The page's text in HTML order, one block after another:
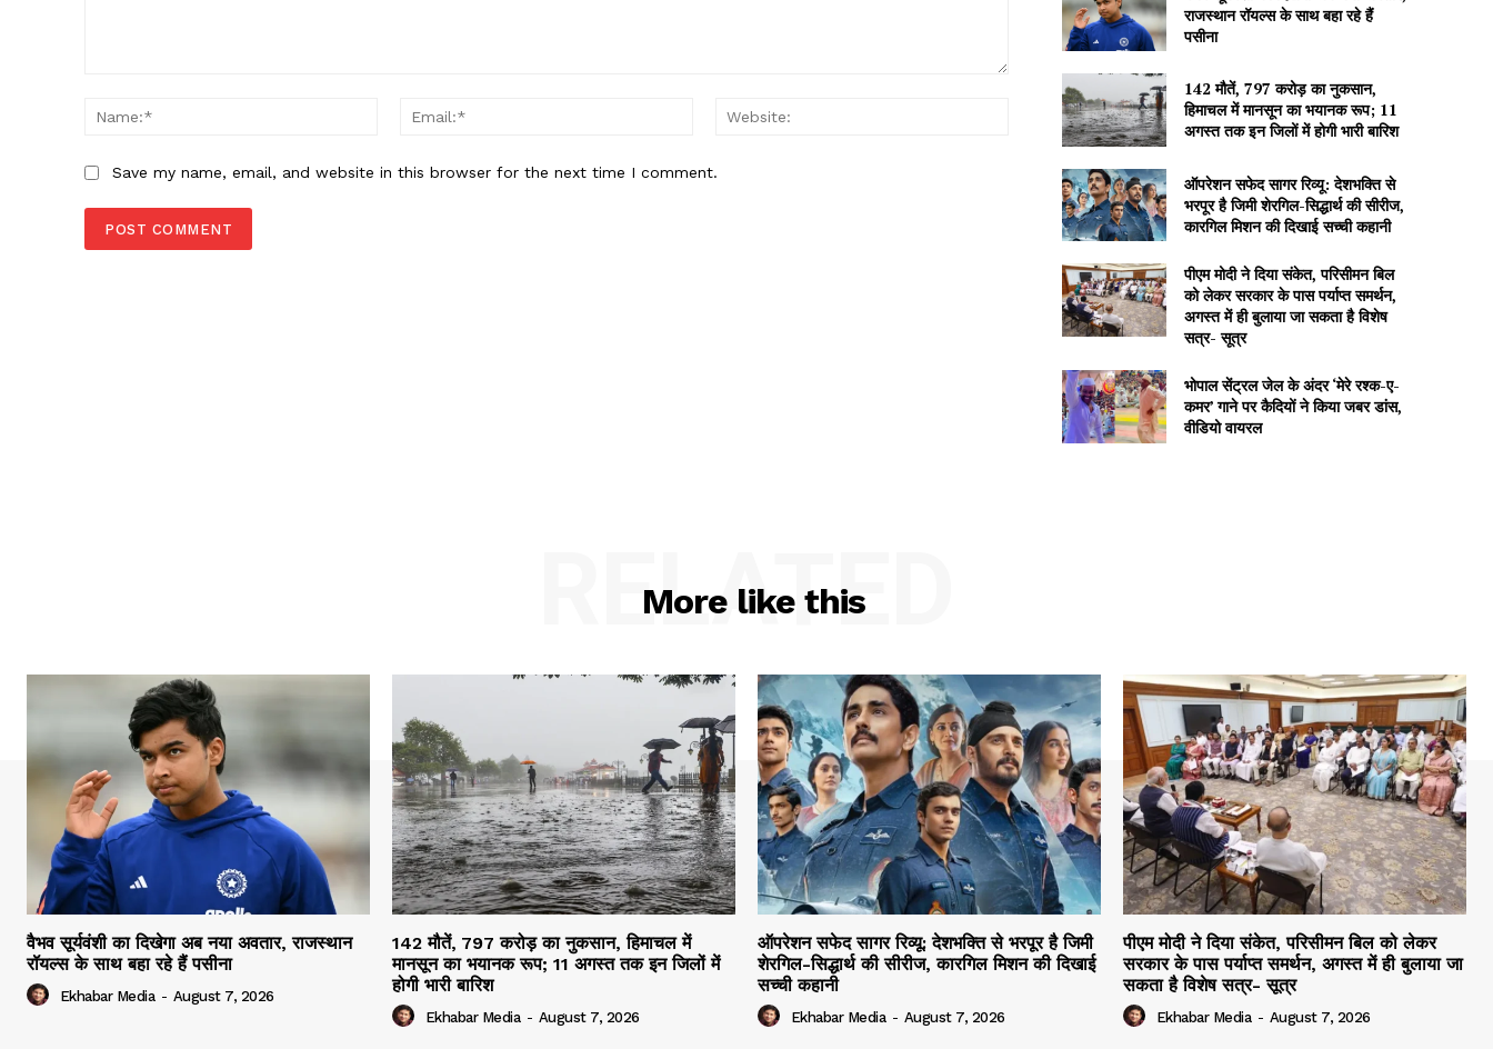
Name:*
Email:* Website:
Save my name, email, and website in this browser for the next time I comment.
राजस्थान रॉयल्स के साथ बहा रहे हैं
पसीना
142 मौतें, 797 करोड़ का नुकसान,
हिमाचल में मानसून का भयानक रूप; 11
अगस्त तक इन जिलों में होगी भारी बारिश
ऑपरेशन सफेद सागर रिव्यू: देशभक्ति से
भरपूर है जिमी शेरगिल-सिद्धार्थ की सीरीज,
कारगिल मिशन की दिखाई सच्ची कहानी
पीएम मोदी ने दिया संकेत, परिसीमन बिल
को लेकर सरकार के पास पर्याप्त समर्थन,
अगस्त में ही बुलाया जा सकता है विशेष
सत्र- सूत्र
भोपाल सेंट्रल जेल के अंदर ‘मेरे रश्क-ए-
कमर’ गाने पर कैदियों ने किया जबर डांस,
वीडियो वायरल
More like this
RELATED
वैभव सूर्यवंशी का दिखेगा अब नया अवतार, राजस्थान
रॉयल्स के साथ बहा रहे हैं पसीना
Ekhabar Media - August 7, 2026
142 मौतें, 797 करोड़ का नुकसान, हिमाचल में
मानसून का भयानक रूप; 11 अगस्त तक इन जिलों में
होगी भारी बारिश
Ekhabar Media - August 7, 2026
ऑपरेशन सफेद सागर रिव्यू: देशभक्ति से भरपूर है जिमी
शेरगिल-सिद्धार्थ की सीरीज, कारगिल मिशन की दिखाई
सच्ची कहानी
Ekhabar Media - August 7, 2026
पीएम मोदी ने दिया संकेत, परिसीमन बिल को लेकर
सरकार के पास पर्याप्त समर्थन, अगस्त में ही बुलाया जा
सकता है विशेष सत्र- सूत्र
Ekhabar Media - August 7, 2026